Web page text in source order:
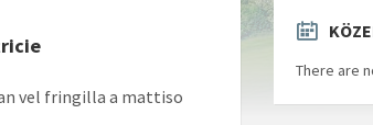
vel fringilla a mattiso
There are